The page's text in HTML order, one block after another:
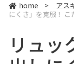
home > アス
にくさ」を克服！
リュッ